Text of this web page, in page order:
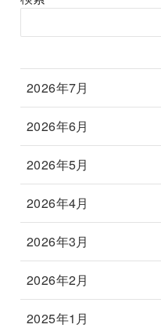
2026年7月
2026年6月
2026年5月
2026年4月
2026年3月
2026年2月
2025年1月